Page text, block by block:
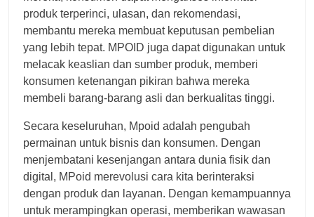
produk terperinci, ulasan, dan rekomendasi,
membantu mereka membuat keputusan pembelian
yang lebih tepat. MPOID juga dapat digunakan untuk
melacak keaslian dan sumber produk, memberi
konsumen ketenangan pikiran bahwa mereka
membeli barang-barang asli dan berkualitas tinggi.
Secara keseluruhan, Mpoid adalah pengubah
permainan untuk bisnis dan konsumen. Dengan
menjembatani kesenjangan antara dunia fisik dan
digital, MPoid merevolusi cara kita berinteraksi
dengan produk dan layanan. Dengan kemampuannya
untuk merampingkan operasi, memberikan wawasan